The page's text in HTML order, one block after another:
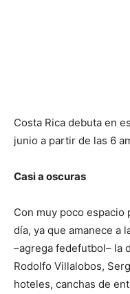
Costa Rica debuta en
junio a partir de las 6
Casi a oscuras
Con muy poco espacio
día, ya que amanece a
–agrega fedefutbol– la
Rodolfo Villalobos,
hoteles, canchas de